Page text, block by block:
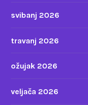
svibanj 2026
travanj 2026
ožujak 2026
veljača 2026